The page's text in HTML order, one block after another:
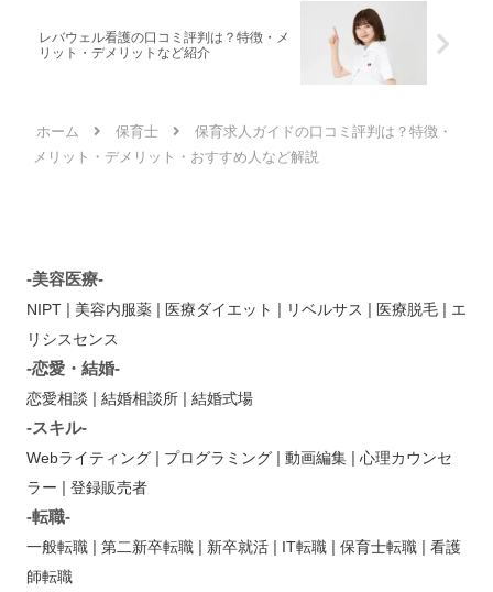
レバウェル看護の口コミ評判は？特徴・メ
リット・デメリットなど紹介
ホーム 保育士
保育求人ガイドの口コミ評判は？特徴・
メリット・デメリット・おすすめ人など解説
-美容医療-
NIPT | 美容内服薬 | 医療ダイエット | リベルサス | 医療脱毛 | エ
リシスセンス
-恋愛・結婚-
恋愛相談 | 結婚相談所 | 結婚式場
-スキル-
Webライティング | プログラミング | 動画編集 | 心理カウンセ
ラー | 登録販売者
-転職-
一般転職 | 第二新卒転職 | 新卒就活 | IT転職 | 保育士転職 | 看護
師転職